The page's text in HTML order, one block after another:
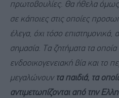
πρωτοβουλίες. Θα ήθελα
σε κάποιες στις οποίες
έλεγα, όχι τόσο
σημασία. Τα ζητήματα τα
ενδοοικογενειακή βία και το
μεγαλώνουν τα παιδιά, τα
αντιμετωπίζονται από την